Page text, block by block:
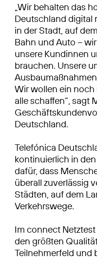
„Wir behalten das
Deutschland digital
in der Stadt, auf
Bahn und Auto –
unsere Kundinnen
brauchen. Unsere
Wir wollen ein
alle schaffen“, sagt
Deutschland.
Telefónica
kontinuierlich in
dafür, dass
überall zuverlässig
Städten, auf dem
Verkehrswege.
Im connect
den größten
Teilnehmerfeld und